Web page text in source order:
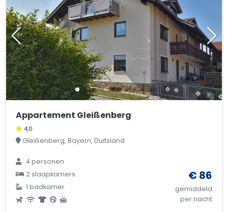
Appartement Gleißenberg
4,0
Gleißenberg, Bayern, Duitsland
4 personen
2 slaapkamers
1 badkamer
€ 86
gemiddeld
per nacht